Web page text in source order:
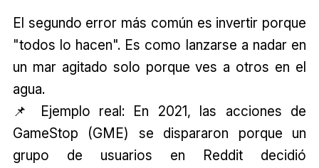
El segundo error más común es invertir porque
"todos lo hacen". Es como lanzarse a nadar en
un mar agitado solo porque ves a otros en el
agua.
📌 Ejemplo real: En 2021, las acciones de
GameStop (GME) se dispararon porque un
grupo de usuarios en Reddit decidió